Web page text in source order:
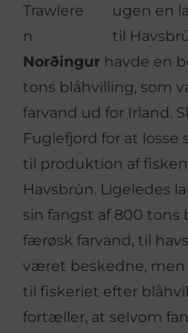
Trawlere
n
Norðingur havde en
tons blåhvilling, som
farvand ud for Irland.
Fuglefjord for at losse
til produktion af
Havsbrún. Ligeledes
sin fangst af 800 tons
færøsk farvand, til
været beskedne,
til fiskeriet efter
fortæller, at selvom